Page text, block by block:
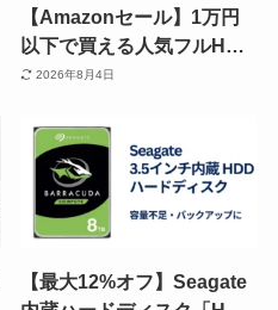
【Amazonセール】1万円
以下で買える人気フルHD
モニター 4機種（21.5～24
境を構築
2026年8月4日
【最大12%オフ】Seagate